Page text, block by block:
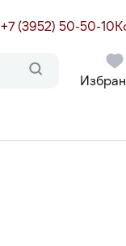
+7 (3952) 50-50-10